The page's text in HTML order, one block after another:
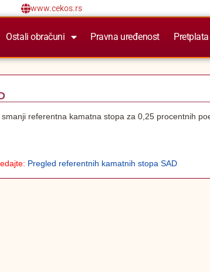
www.cekos.rs
Ostali obračuni Pravna uređenost Pretplata
referentna kamatna stopa za 0,25 procentnih
Pregled referentnih kamatnih stopa SAD